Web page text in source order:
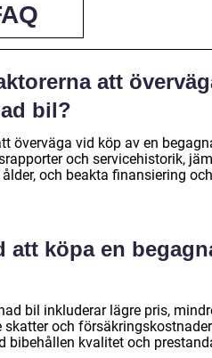
att
bil?
överväga vid köp av en
och servicehistorik,
och beakta finansiering och
att köpa en
bil inkluderar lägre pris,
och försäkringskostnader
bibehållen kvalitet och